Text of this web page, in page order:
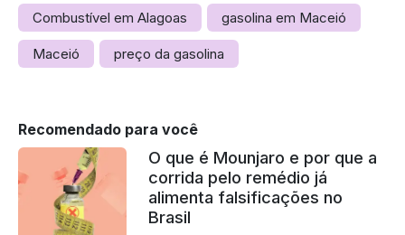
Combustível em Alagoas gasolina em Maceió
Maceió preço da gasolina
Recomendado para você
O que é Mounjaro e por que a
corrida pelo remédio já
alimenta falsificações no
Brasil